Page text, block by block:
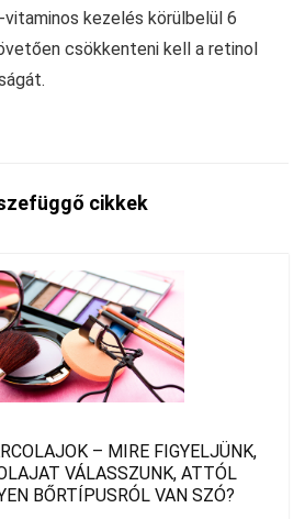
kezelés körülbelül 6
csökkenteni kell a retinol
cikkek
– MIRE FIGYELJÜNK,
VÁLASSZUNK, ATTÓL
BŐRTÍPUSRÓL VAN SZÓ?